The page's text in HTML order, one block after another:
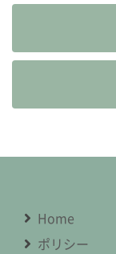
Home
ポリシー